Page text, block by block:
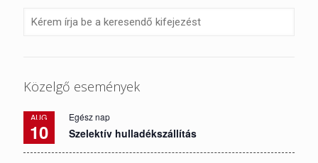
Közelgő események
AUG
10
Egész nap
Szelektív hulladékszállítás